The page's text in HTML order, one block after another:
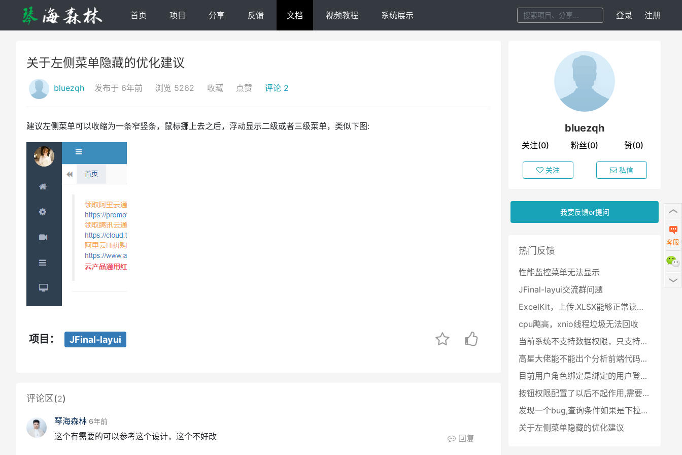
首页 项目 分享 反馈 文档 视频教程 系统展示 登录 注册
关于左侧菜单隐藏的优化建议
bluezqh 发布于 6年前 浏览 5262 收藏 点赞 评论 2
建议左侧菜单可以收缩为一条窄竖条，鼠标挪上去之后，浮动显示二级或者三级菜单，类似下图:
项目： JFinal-layui
评论区(2)
琴海森林 6年前
这个有需要的可以参考这个设计，这个不好改 回复
bluezqh
关注(0) 粉丝(0) 赞(0)
关注 私信
我要反馈or提问
热门反馈
性能监控菜单无法显示
JFinal-layui交流群问题
ExcelKit，上传.XLSX能够正常读取数据库，上传.XLS读取结束空指针
cpu飚高，xnio线程垃圾无法回收
当前系统不支持数据权限，只支持角色权限吗？？？
高星大佬能不能出个分析前端代码的教程
目前用户角色绑定是绑定的用户登录名,后期能否改成绑定用户id
按钮权限配置了以后不起作用,需要怎么处理
发现一个bug,查询条件如果是下拉树,那么点击清空按钮会清除不掉
关于左侧菜单隐藏的优化建议
客服
扫描